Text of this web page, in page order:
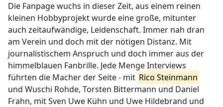
Die Fanpage wuchs in dieser Zeit, aus einem reinen
kleinen Hobbyprojekt wurde eine große, mitunter
auch zeitaufwändige, Leidenschaft. Immer nah dran
am Verein und doch mit der nötigen Distanz. Mit
journalistischem Anspruch und doch immer aus der
himmelblauen Fanbrille. Jede Menge Interviews
führten die Macher der Seite - mit Rico Steinmann
und Wuschi Rohde, Torsten Bittermann und Daniel
Frahn, mit Sven Uwe Kühn und Uwe Hildebrand und